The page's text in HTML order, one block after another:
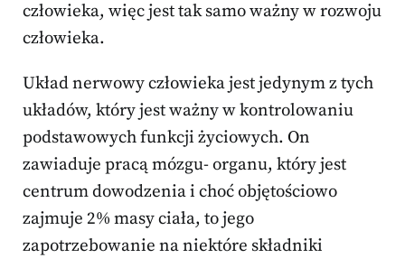
człowieka, więc jest tak samo ważny w rozwoju
człowieka.
Układ nerwowy człowieka jest jedynym z tych
układów, który jest ważny w kontrolowaniu
podstawowych funkcji życiowych. On
zawiaduje pracą mózgu- organu, który jest
centrum dowodzenia i choć objętościowo
zajmuje 2% masy ciała, to jego
zapotrzebowanie na niektóre składniki